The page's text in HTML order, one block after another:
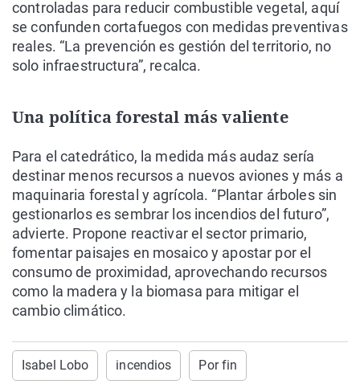
controladas para reducir combustible vegetal, aquí
se confunden cortafuegos con medidas preventivas
reales. “La prevención es gestión del territorio, no
solo infraestructura”, recalca.
Una política forestal más valiente
Para el catedrático, la medida más audaz sería
destinar menos recursos a nuevos aviones y más a
maquinaria forestal y agrícola. “Plantar árboles sin
gestionarlos es sembrar los incendios del futuro”,
advierte. Propone reactivar el sector primario,
fomentar paisajes en mosaico y apostar por el
consumo de proximidad, aprovechando recursos
como la madera y la biomasa para mitigar el
cambio climático.
Isabel Lobo incendios Por fin